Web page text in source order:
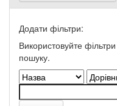
Додати фільтри:
Використовуйте
пошуку.